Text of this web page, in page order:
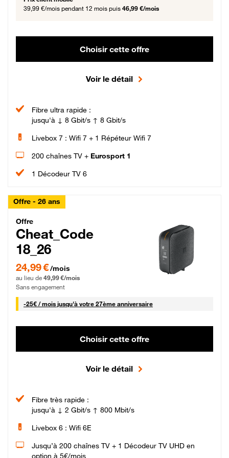
39,99 €/mois pendant 12 mois puis 46,99 €/mois
Choisir cette offre
Voir le détail
Fibre ultra rapide :
jusqu'à ↓ 8 Gbit/s ↑ 8 Gbit/s
Livebox 7 : Wifi 7 + 1 Répéteur Wifi 7
200 chaînes TV + Eurosport 1
1 Décodeur TV 6
Offre - 26 ans
Cheat_Code Fibre_18_26
Offre
Cheat_Code
18_26
24,99 € par mois pendant 0 mois puis 49,99 € par mois, Sans engagement
24,99 €/mois
au lieu de 49,99 €/mois
Sans engagement
-25€ / mois25 € par mois
jusqu'à votre 27ème anniversaire
Choisir cette offre
Voir le détail
Fibre très rapide :
jusqu'à ↓ 2 Gbit/s ↑ 800 Mbit/s
Livebox 6 : Wifi 6E
Jusqu’à 200 chaînes TV + 1 Décodeur TV UHD en
option à 5€/mois